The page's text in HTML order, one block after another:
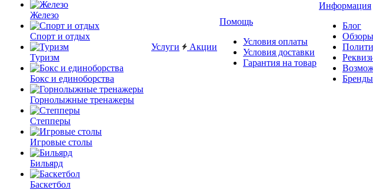
Железо
Спорт и отдых
Туризм
Бокс и единоборства
Горнолыжные тренажеры
Степперы
Игровые столы
Бильярд
Баскетбол
Услуги Акции
Помощь
Условия оплаты
Условия доставки
Гарантия на товар
Информация
Блог
Обзоры
Бренды